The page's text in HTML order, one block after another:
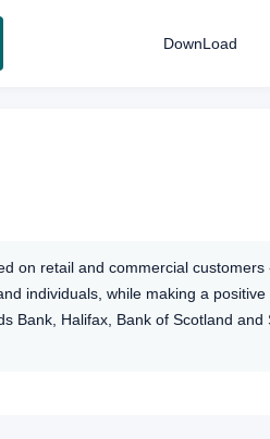
DownLoad
on retail and commercial customers
individuals, while making a positive
Bank, Halifax, Bank of Scotland and